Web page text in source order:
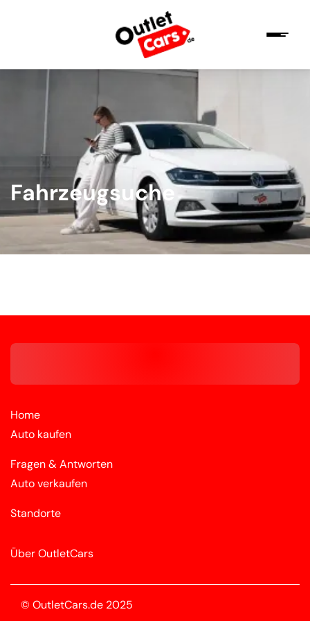
Fahrzeugsuche
Home
Auto kaufen
Fragen & Antworten
Auto verkaufen
Standorte
Über OutletCars
© OutletCars.de 2025